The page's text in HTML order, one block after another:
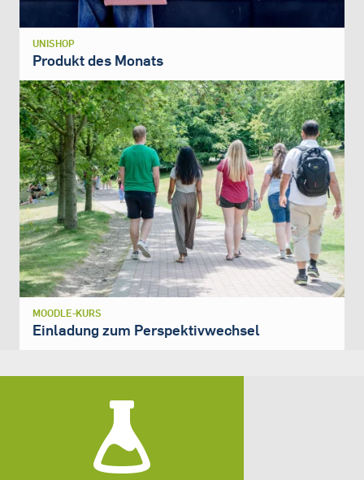
UNISHOP
Produkt des Monats
MOODLE-KURS
Einladung zum Perspektivwechsel